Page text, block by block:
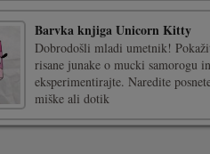
Barvka knjiga Unicorn Kitty
Dobrodošli mladi umetnik!
risane junake o mucki samorogu
eksperimentirajte. Naredite
miške ali dotik